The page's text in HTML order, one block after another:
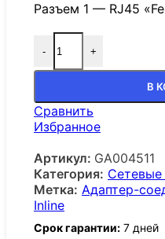
Разъем 1 — RJ45
- +
В
Сравнить
Избранное
Артикул: GA004511
Категория:
Метка: Адаптер-
Inline
Срок гарантии: 7 дней